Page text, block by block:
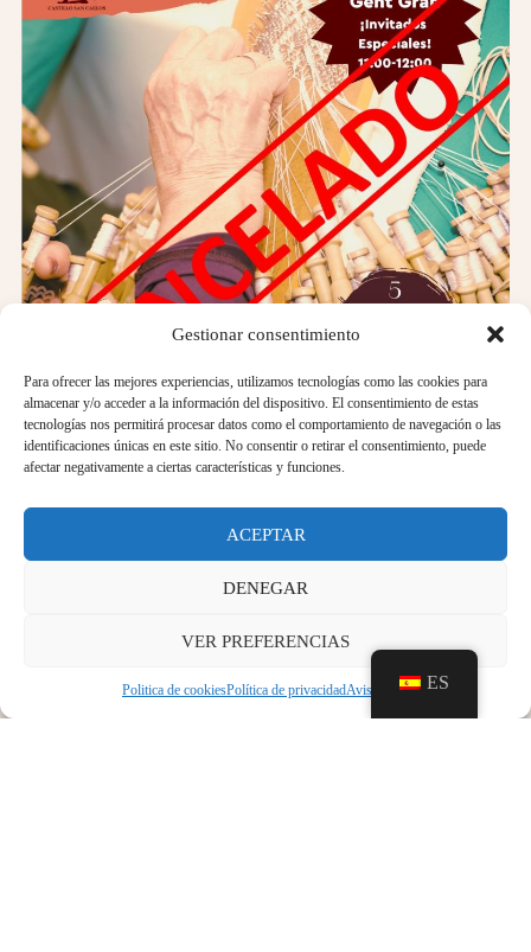
Gestionar consentimiento
Para ofrecer las mejores experiencias, utilizamos tecnologías como las cookies para
almacenar y/o acceder a la información del dispositivo. El consentimiento de estas
tecnologías nos permitirá procesar datos como el comportamiento de navegación o las
identificaciones únicas en este sitio. No consentir o retirar el consentimiento, puede
afectar negativamente a ciertas características y funciones.
ACEPTAR
DENEGAR
VER PREFERENCIAS
Politica de cookiesPolítica de privacidadAviso legal ES